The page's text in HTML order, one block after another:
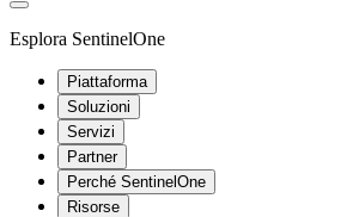
Esplora SentinelOne
Piattaforma
Soluzioni
Servizi
Partner
Perché SentinelOne
Risorse